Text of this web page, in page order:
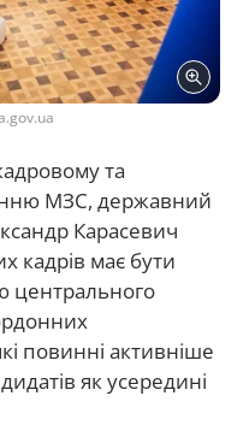
та
МЗС, державний
Карасевич
кадрів має бути
центрального
повинні активніше
як усередині